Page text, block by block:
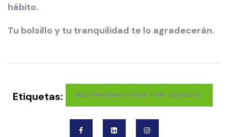
hábito.
Tu bolsillo y tu tranquilidad te lo agradecerán.
Etiquetas: RECOMENDACIONES THB CIDESCOL